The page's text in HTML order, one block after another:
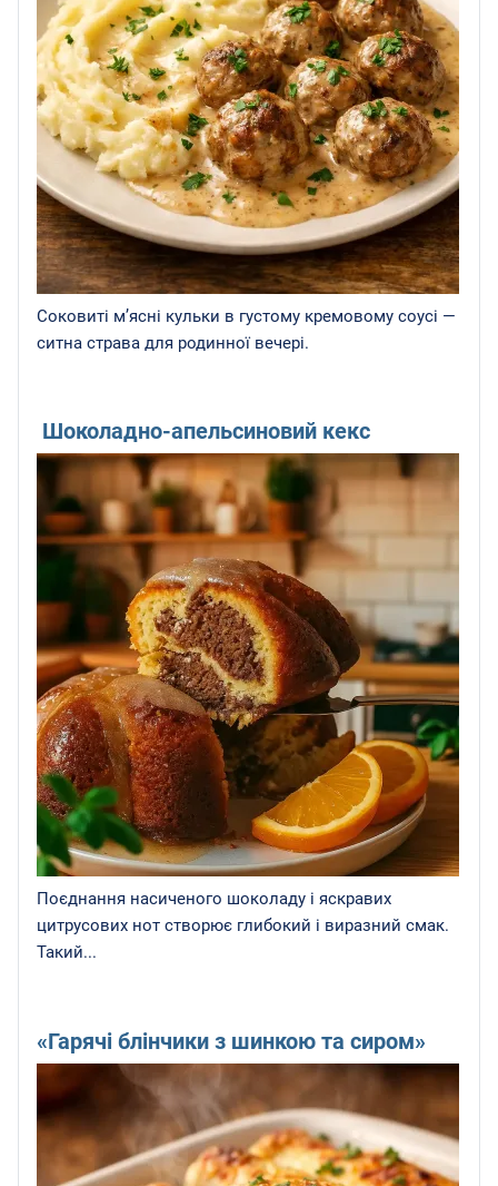
Соковиті м’ясні кульки в густому кремовому соусі —
ситна страва для родинної вечері.
Шоколадно-апельсиновий кекс
Поєднання насиченого шоколаду і яскравих
цитрусових нот створює глибокий і виразний смак.
Такий...
«Гарячі блінчики з шинкою та сиром»